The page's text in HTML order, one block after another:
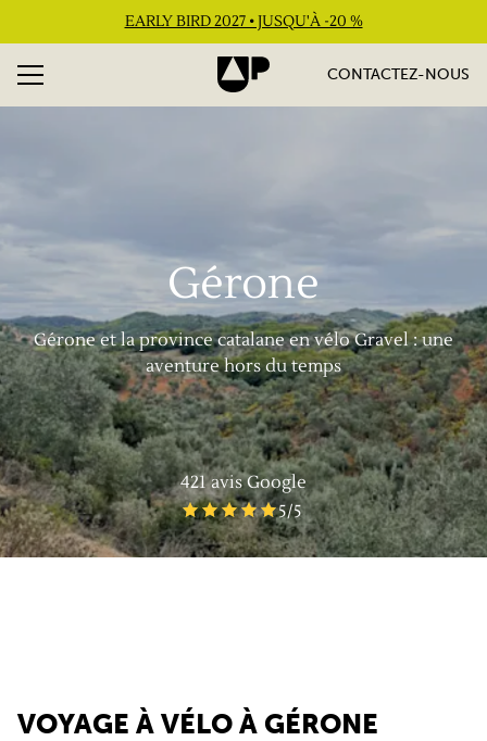
EARLY BIRD 2027 • JUSQU'À -20 %
CONTACTEZ-NOUS
Gérone
Gérone et la province catalane en vélo Gravel : une
421 avis Google
5/5
VOYAGE À VÉLO À GÉRONE